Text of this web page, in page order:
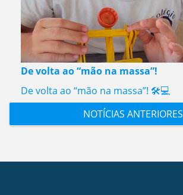
De volta ao “mão na massa”!
De volta ao “mão na massa”! 🛠️💻
NOTÍCIAS ANTERIORES